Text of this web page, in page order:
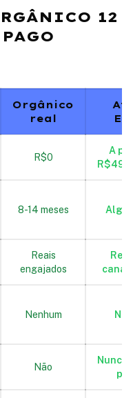
12
Orgânico
real
R$0
A
8-14 meses
Reais
engajados
canal
Nenhum
Não
Nunca